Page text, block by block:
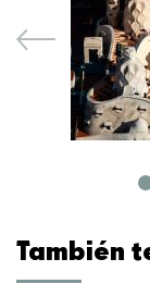
También